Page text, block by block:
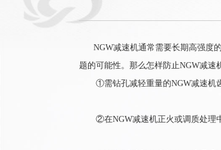
NGW减速机通常需要长期高强度的
题的可能性。那么怎样防止NGW减速
①需钻孔减轻重量的NGW减速机齿
②在NGW减速机正火或调质处理中